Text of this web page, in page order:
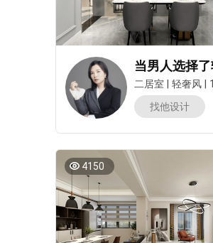
二居室 轻奢风
找他设计
4150